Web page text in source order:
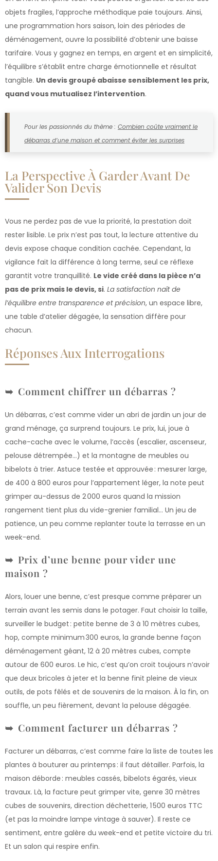
objets fragiles, l’approche méthodique paie toujours. Ainsi,
une programmation hors saison, loin des périodes de
déménagement, ouvre la possibilité d’obtenir une baisse
tarifaire. Vous y gagnez en temps, en argent et en simplicité,
l’équilibre s’établit entre charge émotionnelle et résultat
tangible. Un devis groupé abaisse sensiblement les prix,
quand vous mutualisez l’intervention.
Pour les passionnés du thème : Combien coûte vraiment le
débarras d’une maison et comment éviter les surprises
La Perspective À Garder Avant De
Valider Son Devis
Vous ne perdez pas de vue la priorité, la prestation doit
rester lisible. Le prix n’est pas tout, la lecture attentive du
devis expose chaque condition cachée. Cependant, la
vigilance fait la différence à long terme, seul ce réflexe
garantit votre tranquillité. Le vide créé dans la pièce n’a
pas de prix mais le devis, si. La satisfaction naît de
l’équilibre entre transparence et précision, un espace libre,
une table d’atelier dégagée, la sensation diffère pour
chacun.
Réponses Aux Interrogations
Comment chiffrer un débarras ?
Un débarras, c’est comme vider un abri de jardin un jour de
grand ménage, ça surprend toujours. Le prix, lui, joue à
cache-cache avec le volume, l’accès (escalier, ascenseur,
pelouse détrempée…) et la montagne de meubles ou
bibelots à trier. Astuce testée et approuvée : mesurer large,
de 400 à 800 euros pour l’appartement léger, la note peut
grimper au-dessus de 2 000 euros quand la mission
rangement tient plus du vide-grenier familial… Un jeu de
patience, un peu comme replanter toute la terrasse en un
week-end.
Prix d’une benne pour vider une
maison ?
Alors, louer une benne, c’est presque comme préparer un
terrain avant les semis dans le potager. Faut choisir la taille,
surveiller le budget : petite benne de 3 à 10 mètres cubes,
hop, compte minimum 300 euros, la grande benne façon
déménagement géant, 12 à 20 mètres cubes, compte
autour de 600 euros. Le hic, c’est qu’on croit toujours n’avoir
que deux bricoles à jeter et la benne finit pleine de vieux
outils, de pots fêlés et de souvenirs de la maison. À la fin, on
souffle, un peu fièrement, devant la pelouse dégagée.
Comment facturer un débarras ?
Facturer un débarras, c’est comme faire la liste de toutes les
plantes à bouturer au printemps : il faut détailler. Parfois, la
maison déborde : meubles cassés, bibelots égarés, vieux
travaux. Là, la facture peut grimper vite, genre 30 mètres
cubes de souvenirs, direction déchetterie, 1 500 euros TTC
(et pas la moindre lampe vintage à sauver). Il reste ce
sentiment, entre galère du week-end et petite victoire du tri.
Et un salon qui respire enfin.